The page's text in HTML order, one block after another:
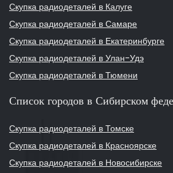
Скупка радиодеталей в Калуге
Скупка радиодеталей в Самаре
Скупка радиодеталей в Екатеринбурге
Скупка радиодеталей в Улан-Удэ
Скупка радиодеталей в Тюмени
Список городов в Сибирском
Скупка радиодеталей в Томске
Скупка радиодеталей в Красноярске
Скупка радиодеталей в Новосибирске